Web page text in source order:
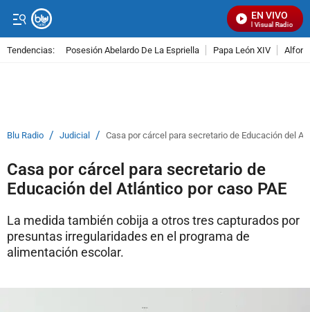
EN VIVO
Señal Visual Radio
Tendencias: Posesión Abelardo De La Espriella Papa León XIV
Blu Radio / Judicial / Casa por cárcel para secretario de Educación del
Casa por cárcel para secretario de
Educación del Atlántico por caso PAE
La medida también cobija a otros tres capturados por
presuntas irregularidades en el programa de
alimentación escolar.